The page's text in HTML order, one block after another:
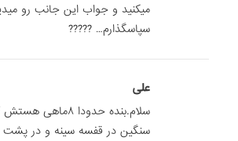
میکنید و جواب این جانب رو
سپاسگذارم… ?????
علی
سلام.بنده حدودا
سنگین در قفسه سینه و در پشت